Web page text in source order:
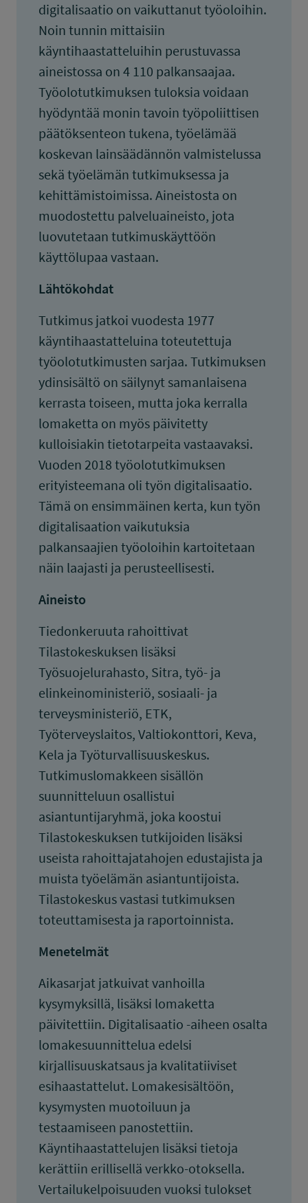
digitalisaatio on vaikuttanut työoloihin.
Noin tunnin mittaisiin
käyntihaastatteluihin perustuvassa
aineistossa on 4 110 palkansaajaa.
Työolotutkimuksen tuloksia voidaan
hyödyntää monin tavoin työpoliittisen
päätöksenteon tukena, työelämää
koskevan lainsäädännön valmistelussa
sekä työelämän tutkimuksessa ja
kehittämistoimissa. Aineistosta on
muodostettu palveluaineisto, jota
luovutetaan tutkimuskäyttöön
käyttölupaa vastaan.
Lähtökohdat
Tutkimus jatkoi vuodesta 1977
käyntihaastatteluina toteutettuja
työolotutkimusten sarjaa. Tutkimuksen
ydinsisältö on säilynyt samanlaisena
kerrasta toiseen, mutta joka kerralla
lomaketta on myös päivitetty
kulloisiakin tietotarpeita vastaavaksi.
Vuoden 2018 työolotutkimuksen
erityisteemana oli työn digitalisaatio.
Tämä on ensimmäinen kerta, kun työn
digitalisaation vaikutuksia
palkansaajien työoloihin kartoitetaan
näin laajasti ja perusteellisesti.
Aineisto
Tiedonkeruuta rahoittivat
Tilastokeskuksen lisäksi
Työsuojelurahasto, Sitra, työ- ja
elinkeinoministeriö, sosiaali- ja
terveysministeriö, ETK,
Työterveyslaitos, Valtiokonttori, Keva,
Kela ja Työturvallisuuskeskus.
Tutkimuslomakkeen sisällön
suunnitteluun osallistui
asiantuntijaryhmä, joka koostui
Tilastokeskuksen tutkijoiden lisäksi
useista rahoittajatahojen edustajista ja
muista työelämän asiantuntijoista.
Tilastokeskus vastasi tutkimuksen
toteuttamisesta ja raportoinnista.
Menetelmät
Aikasarjat jatkuivat vanhoilla
kysymyksillä, lisäksi lomaketta
päivitettiin. Digitalisaatio -aiheen osalta
lomakesuunnittelua edelsi
kirjallisuuskatsaus ja kvalitatiiviset
esihaastattelut. Lomakesisältöön,
kysymysten muotoiluun ja
testaamiseen panostettiin.
Käyntihaastattelujen lisäksi tietoja
kerättiin erillisellä verkko-otoksella.
Vertailukelpoisuuden vuoksi tulokset